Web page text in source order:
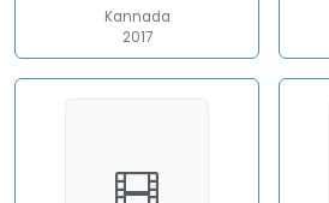
Kannada
2017